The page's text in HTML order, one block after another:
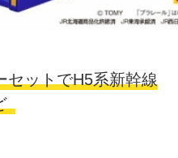
セットでH5系新幹線